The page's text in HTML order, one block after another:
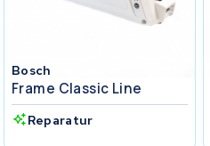
Bosch
Frame Classic Line
Reparatur